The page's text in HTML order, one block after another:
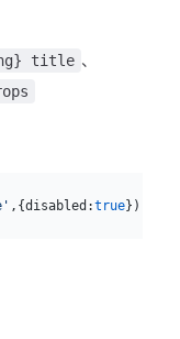
title 、
,{disabled:true})